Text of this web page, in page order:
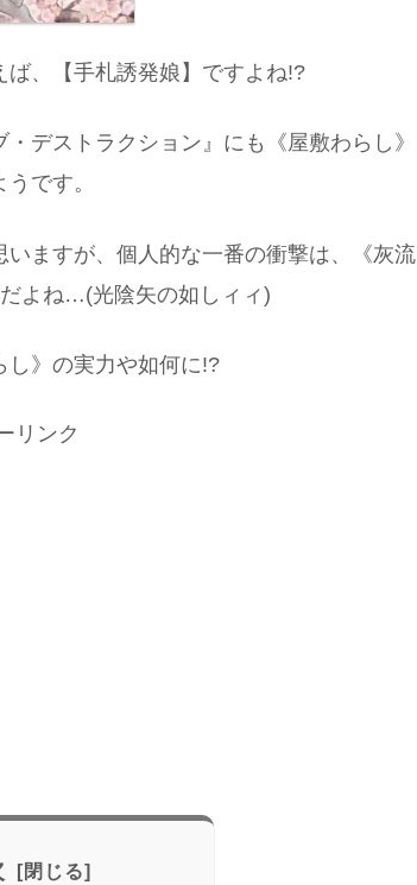
、【手札誘発娘】ですよね!?
デストラクション』にも《屋敷わらし》
です。
ますが、個人的な一番の衝撃は、《灰流
よね…(光陰矢の如しィィ)
し》の実力や如何に!?
リンク